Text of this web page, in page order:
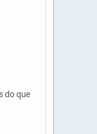
do que